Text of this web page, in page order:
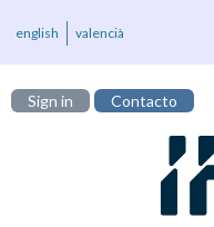
english valencià
Sign in Contacto